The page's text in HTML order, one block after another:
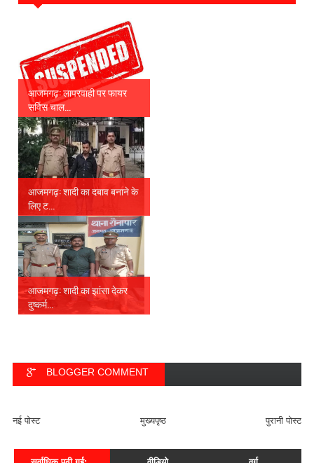
आजमगढ़: लापरवाही पर फायर
सर्विस चाल...
आजमगढ़: शादी का दबाव बनाने के
लिए ट...
आजमगढ़: शादी का झांसा देकर
दुष्कर्म...
BLOGGER COMMENT
नई पोस्ट पुरानी पोस्ट
मुख्यपृष्ठ